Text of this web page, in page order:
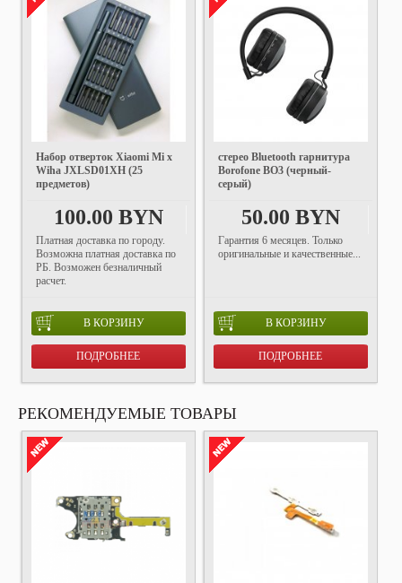
Набор отверток Xiaomi Mi x
Wiha JXLSD01XH (25
предметов)
100.00 BYN
Платная доставка по городу.
Возможна платная доставка по
РБ. Возможен безналичный
расчет.
В КОРЗИНУ
ПОДРОБНЕЕ
стерео Bluetooth гарнитура
Borofone BO3 (черный-
серый)
50.00 BYN
Гарантия 6 месяцев. Только
оригинальные и качественные...
В КОРЗИНУ
ПОДРОБНЕЕ
РЕКОМЕНДУЕМЫЕ ТОВАРЫ